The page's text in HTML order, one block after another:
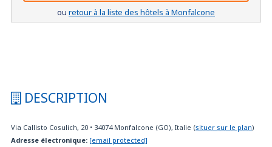
ou retour à la liste des hôtels à Monfalcone
DESCRIPTION
Via Callisto Cosulich, 20 • 34074 Monfalcone (GO), Italie (situer sur le plan)
Adresse électronique: [email protected]